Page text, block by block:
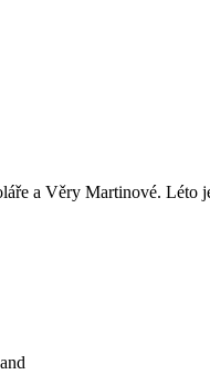
a Věry Martinové. Léto